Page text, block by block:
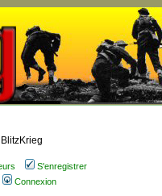
S'enregistrer
Connexion